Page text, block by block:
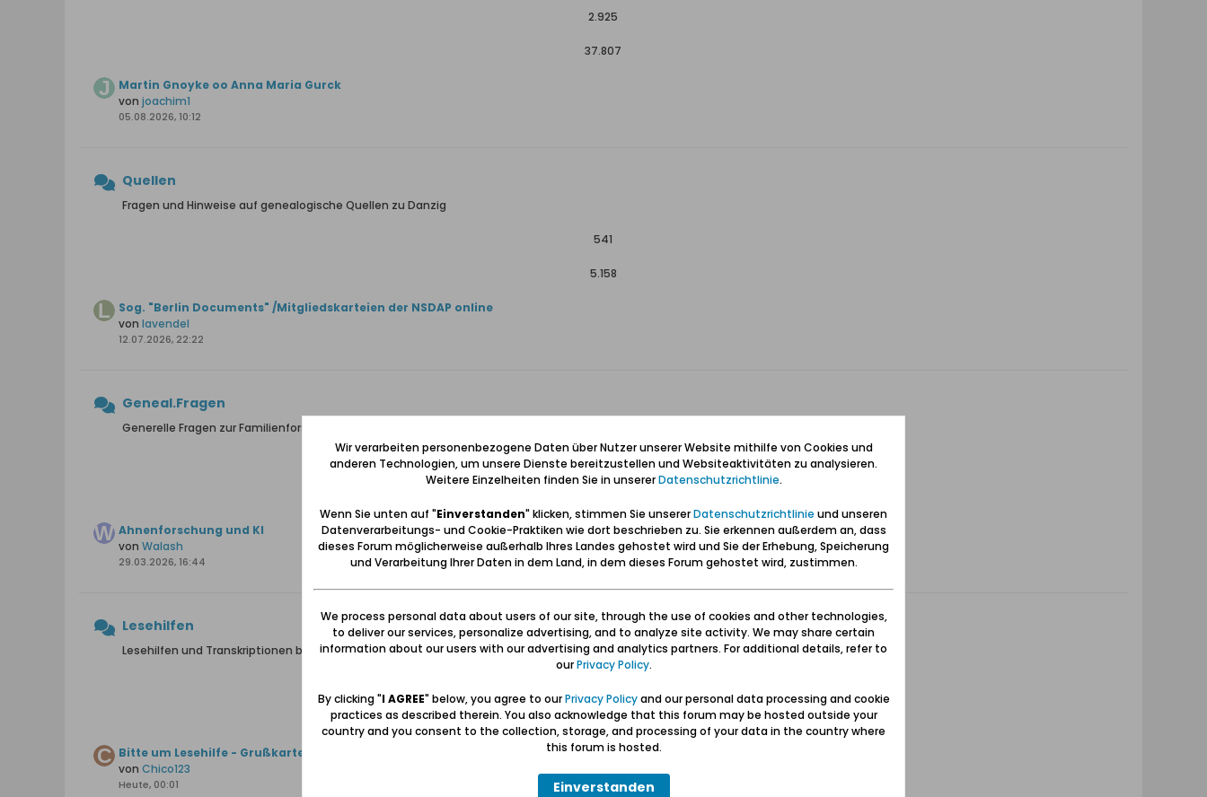
2.925
37.807
Martin Gnoyke oo Anna Maria Gurck
von joachim1
05.08.2026, 10:12
Quellen
Fragen und Hinweise auf genealogische Quellen zu Danzig
541
5.158
Sog. "Berlin Documents" /Mitgliedskarteien der NSDAP online
von lavendel
12.07.2026, 22:22
Geneal.Fragen
Generelle Fragen zur Familienforschung, zu Hilfsmitteln, DNA
151
Ahnenforschung und KI
von Walash
29.03.2026, 16:44
Lesehilfen
Lesehilfen und Transkriptionen bei alten handschriftlichen und fremdsprachigen Texten
2.016
Bitte um Lesehilfe - Grußkarte Stutthof
von Chico123
Heute, 00:01
Wir verarbeiten personenbezogene Daten über Nutzer unserer Website mithilfe von Cookies und
anderen Technologien, um unsere Dienste bereitzustellen und Websiteaktivitäten zu analysieren.
Weitere Einzelheiten finden Sie in unsererDatenschutzrichtlinie.
Wenn Sie unten auf "Einverstanden" klicken, stimmen Sie unsererDatenschutzrichtlinie und unseren
Datenverarbeitungs- und Cookie-Praktiken wie dort beschrieben zu. Sie erkennen außerdem an, dass
dieses Forum möglicherweise außerhalb Ihres Landes gehostet wird und Sie der Erhebung, Speicherung
und Verarbeitung Ihrer Daten in dem Land, in dem dieses Forum gehostet wird, zustimmen.
We process personal data about users of our site, through the use of cookies and other technologies,
to deliver our services, personalize advertising, and to analyze site activity. We may share certain
information about our users with our advertising and analytics partners. For additional details, refer to
ourPrivacy Policy.
By clicking "I AGREE" below, you agree to ourPrivacy Policyand our personal data processing and cookie
practices as described therein. You also acknowledge that this forum may be hosted outside your
country and you consent to the collection, storage, and processing of your data in the country where
this forum is hosted.
Einverstanden